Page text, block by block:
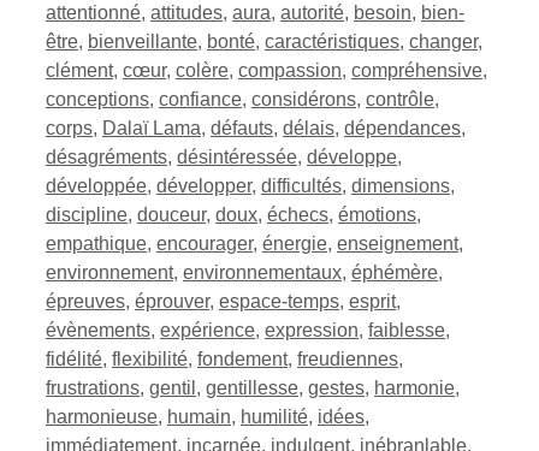
attentionné, attitudes, aura, autorité, besoin, bien-
être, bienveillante, bonté, caractéristiques, changer,
clément, cœur, colère, compassion, compréhensive,
conceptions, confiance, considérons, contrôle,
corps, Dalaï Lama, défauts, délais, dépendances,
désagréments, désintéressée, développe,
développée, développer, difficultés, dimensions,
discipline, douceur, doux, échecs, émotions,
empathique, encourager, énergie, enseignement,
environnement, environnementaux, éphémère,
épreuves, éprouver, espace-temps, esprit,
évènements, expérience, expression, faiblesse,
fidélité, flexibilité, fondement, freudiennes,
frustrations, gentil , gentillesse, gestes, harmonie,
harmonieuse, humain, humilité, idées,
immédiatement, incarnée, indulgent, inébranlable,